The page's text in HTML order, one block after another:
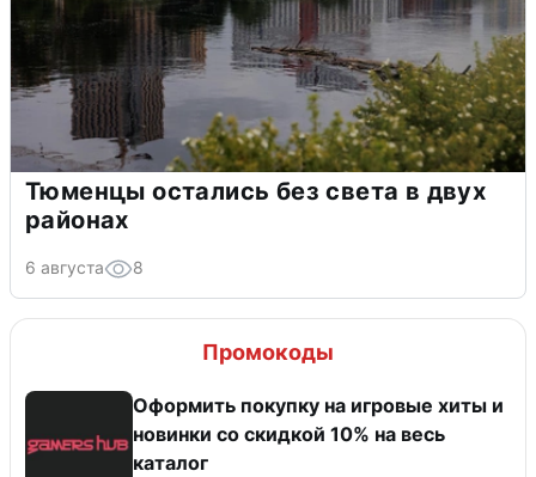
Тюменцы остались без света в двух
районах
6 августа 8
Промокоды
Оформить покупку на игровые хиты и
новинки со скидкой 10% на весь
каталог